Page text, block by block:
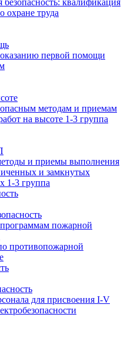
безопасность: квалификация
охране труда
первой помощи
методам и приемам
на высоте 1-3 группа
и приемы выполнения
и замкнутых
1-3 группа
пожарной
противопожарной
для присвоения I-V